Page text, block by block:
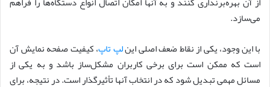
می‌سازد.
با این وجود، یکی از نقاط ضعف اصلی اینلپ تاپ، کیفیت صفحه نمایش آن
است که ممکن است برای برخی کاربران مشکل‌ساز باشد و به یکی از
مسائل مهمی تبدیل شود که در انتخاب آنها تأثیرگذار است. در نتیجه، برای